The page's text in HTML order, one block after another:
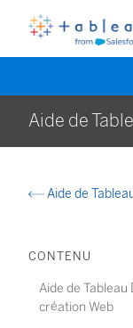
Aide de
Aide de
CONTENU
Aide de Tableau
création Web